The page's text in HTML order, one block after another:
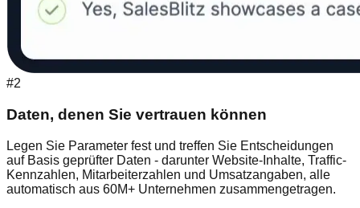
#2
Daten, denen Sie vertrauen können
Legen Sie Parameter fest und treffen Sie Entscheidungen
auf Basis geprüfter Daten - darunter Website-Inhalte, Traffic-
Kennzahlen, Mitarbeiterzahlen und Umsatzangaben, alle
automatisch aus 60M+ Unternehmen zusammengetragen.